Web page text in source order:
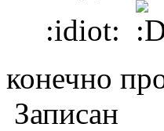
:idiot:
конечно
Записан